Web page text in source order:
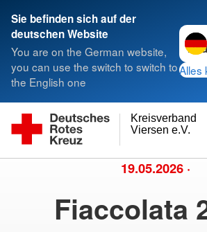
Sie befinden sich auf der
deutschen Website
You are on the German website,
you can use the switch to switch to
the English one
Alles
Viersen e.V.
Kreisverband
19.05.2026 ·
Fiaccolata